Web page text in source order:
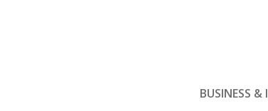
BUSINESS &